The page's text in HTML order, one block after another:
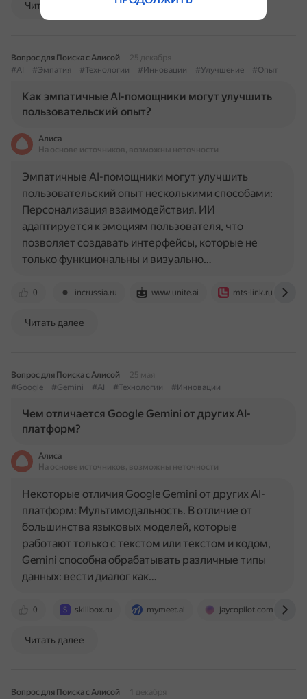
Читать далее
Вопрос для Поиска с Алисой
25 декабря
#AI
#Эмпатия #Технологии #Инновации #Улучшение #Опыт
Как эмпатичные AI-помощники могут улучшить
пользовательский опыт?
Алиса
На основе источников, возможны неточности
0 incrussia.ru www.unite.ai mts-link.ru
Эмпатичные AI-помощники могут улучшить
пользовательский опыт несколькими способами:
Персонализация взаимодействия. ИИ
адаптируется к эмоциям пользователя, что
позволяет создавать интерфейсы, которые не
только функциональны и визуально…
Читать далее
Вопрос для Поиска с Алисой
25 мая
#Google
#Gemini #AI #Технологии #Инновации
Чем отличается Google Gemini от других AI-
платформ?
Алиса
На основе источников, возможны неточности
0 skillbox.ru mymeet.ai jaycopilot.com
Некоторые отличия Google Gemini от других AI-
платформ: Мультимодальность. В отличие от
большинства языковых моделей, которые
работают только с текстом или текстом и кодом,
Gemini способна обрабатывать различные типы
данных: вести диалог как…
Читать далее
Вопрос для Поиска с Алисой
1 декабря